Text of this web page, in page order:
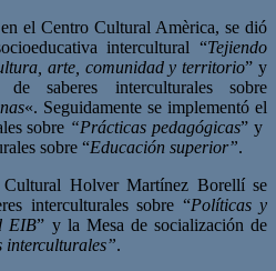
el Centro Cultural Amèrica, se dió
intercultural “Tejiendo
arte, comunidad y territorio” y
saberes interculturales sobre
«. Seguidamente se implementó el
sobre “Prácticas pedagógicas” y
sobre “Educación superior”.
Holver Martínez Borellí se
interculturales sobre “Políticas y
EIB” y la Mesa de socialización de
interculturales”.